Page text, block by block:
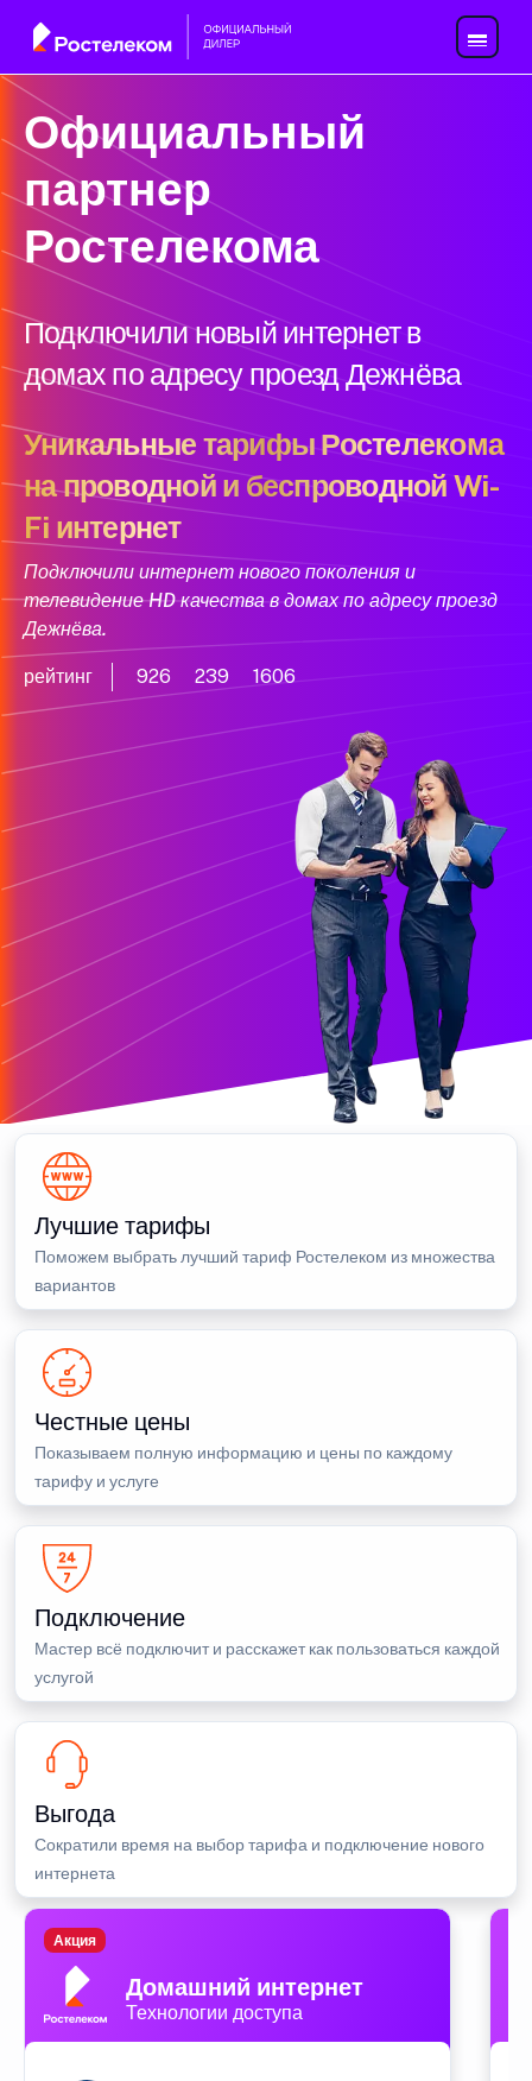
Официальный
партнер
Ростелекома
Подключили новый интернет в
домах по адресу проезд Дежнёва
Уникальные тарифы Ростелекома
на проводной и беспроводной Wi-
Fi интернет
Подключили интернет нового поколения и
телевидение HD качества в домах по адресу проезд
Дежнёва.
рейтинг 926 239 1606
Лучшие тарифы
Поможем выбрать лучший тариф Ростелеком из множества
вариантов
Честные цены
Показываем полную информацию и цены по каждому
тарифу и услуге
Подключение
Мастер всё подключит и расскажет как пользоваться каждой
услугой
Выгода
Сократили время на выбор тарифа и подключение нового
интернета
Домашний интернет
Технологии доступа
Акция